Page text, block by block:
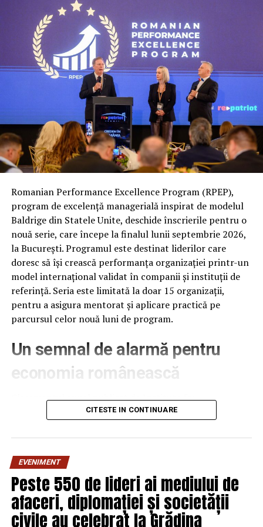
Romanian Performance Excellence Program (RPEP),
program de excelență managerială inspirat de modelul
Baldrige din Statele Unite, deschide înscrierile pentru o
nouă serie, care începe la finalul lunii septembrie 2026,
la București. Programul este destinat liderilor care
doresc să își crească performanța organizației printr-un
model internațional validat în companii și instituții de
referință. Seria este limitată la doar 15 organizații,
pentru a asigura mentorat și aplicare practică pe
parcursul celor nouă luni de program.
Un semnal de alarmă pentru
economia românească
Clasamentul anual publicat de Institute for
Management Development (IMD), la 18 iunie 2026,
analizate, cu 12 poziții mai jos decât în anul anterior –
cea mai abruptă cădere din ultimii patru ani. România se
află acum în urma Poloniei (locul 41), Ungariei (51) și
Bulgariei (56), fiind urmată îndeaproape doar de Mexic și
Slovacia.
Cel mai îngrijorător rezultat apare la capitolul eficiența
CITESTE IN CONTINUARE
EVENIMENT
Peste 550 de lideri ai mediului de
afaceri, diplomației și societății
civile au celebrat la Grădina